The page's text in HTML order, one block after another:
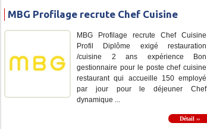
MBG Profilage recrute Chef Cuisine
MBG Profilage recrute Chef Cuisine
Profil Diplôme exigé restauration
/cuisine 2 ans expérience Bon
gestionnaire pour le poste chef cuisine
restaurant qui accueille 150 employé
par jour pour le déjeuner Chef
dynamique ...
Détail ››